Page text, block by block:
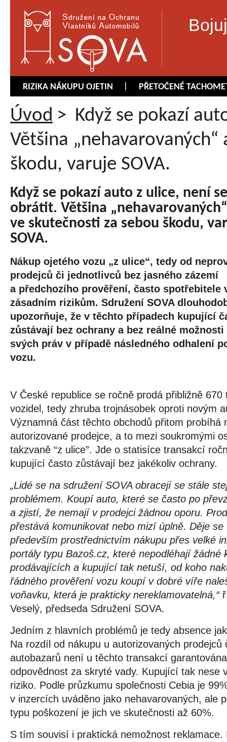
RIZIKA NÁKUPU OJETIN PŘETOČENÉ
Úvod > Když se pokazí
Většina
škodu, varuje SOVA.
Když se pokazí auto z ulice, není
obrátit. Většina
ve skutečnosti za sebou škodu,
SOVA.
Nákup ojetého vozu „z ulice“, tedy od
prodejců či jednotlivců bez jasného zázemí
a předchozího prověření, často spotřebitele
zásadním rizikům. Sdružení SOVA
upozorňuje, že v těchto případech kupující
zůstávají bez ochrany a bez reálné
svých práv v případě následného odhalení
vozu.
V České republice se ročně prodá přibližně 670
vozidel, tedy zhruba trojnásobek oproti novým
Významná část těchto obchodů přitom probíhá
autorizované prodejce, a to mezi soukromými
takzvaně “z ulice”. Jde o statisíce transakcí
kupující často zůstávají bez jakékoliv ochrany.
„Lidé se na sdružení SOVA obracejí se stále
problémem. Koupí auto, které se často po
a zjistí, že nemají v prodejci žádnou oporu.
přestává komunikovat nebo mizí úplně. Děje se
především prostřednictvím nákupu přes velké
portály typu Bazoš.cz, které nepodléhají žádné
prodávajících a kupující tak netuší, od koho
řádného prověření vozu koupí v dobré víře
voňavku, která je prakticky nereklamovatelná,“
Veselý, předseda Sdružení SOVA.
Jedním z hlavních problémů je tedy absence
Na rozdíl od nákupu u autorizovaných prodejců
autobazarů není u těchto transakcí garantována
odpovědnost za skryté vady. Kupující tak nese
riziko. Podle průzkumu společnosti Cebia je
v inzercích uváděno jako nehavarovaných, ale
typu poškození je jich ve skutečnosti až 60%.
S tím souvisí i praktická nemožnost reklamace.